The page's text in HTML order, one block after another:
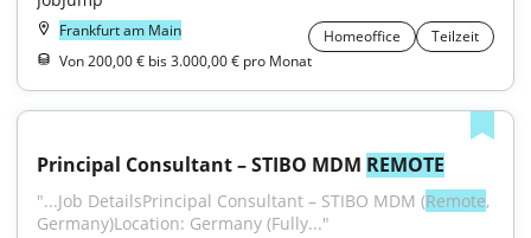
Frankfurt am Main Homeoffice
Teilzeit
Von 200,00 € bis 3.000,00 € pro Monat
Principal Consultant – STIBO MDM REMOTE
"...Job DetailsPrincipal Consultant – STIBO MDM (Remote,
Germany)Location: Germany (Fully..."